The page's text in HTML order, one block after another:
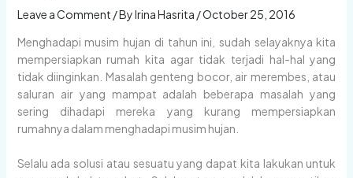
Leave a Comment / ByIrina Hasrita /October 25, 2016
Menghadapi musim hujan di tahun ini, sudah selayaknya kita
mempersiapkan rumah kita agar tidak terjadi hal-hal yang
tidak diinginkan. Masalah genteng bocor, air merembes, atau
saluran air yang mampat adalah beberapa masalah yang
sering dihadapi mereka yang kurang mempersiapkan
rumahnya dalam menghadapi musim hujan.
Selalu ada solusi atau sesuatu yang dapat kita lakukan untuk